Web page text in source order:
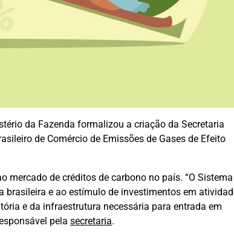
da Fazenda formalizou a criação da Secretaria
de Comércio de Emissões de Gases de Efeito
mercado de créditos de carbono no país. “O
e ao estímulo de investimentos em
e da infraestrutura necessária para entrada em
pela secretaria.